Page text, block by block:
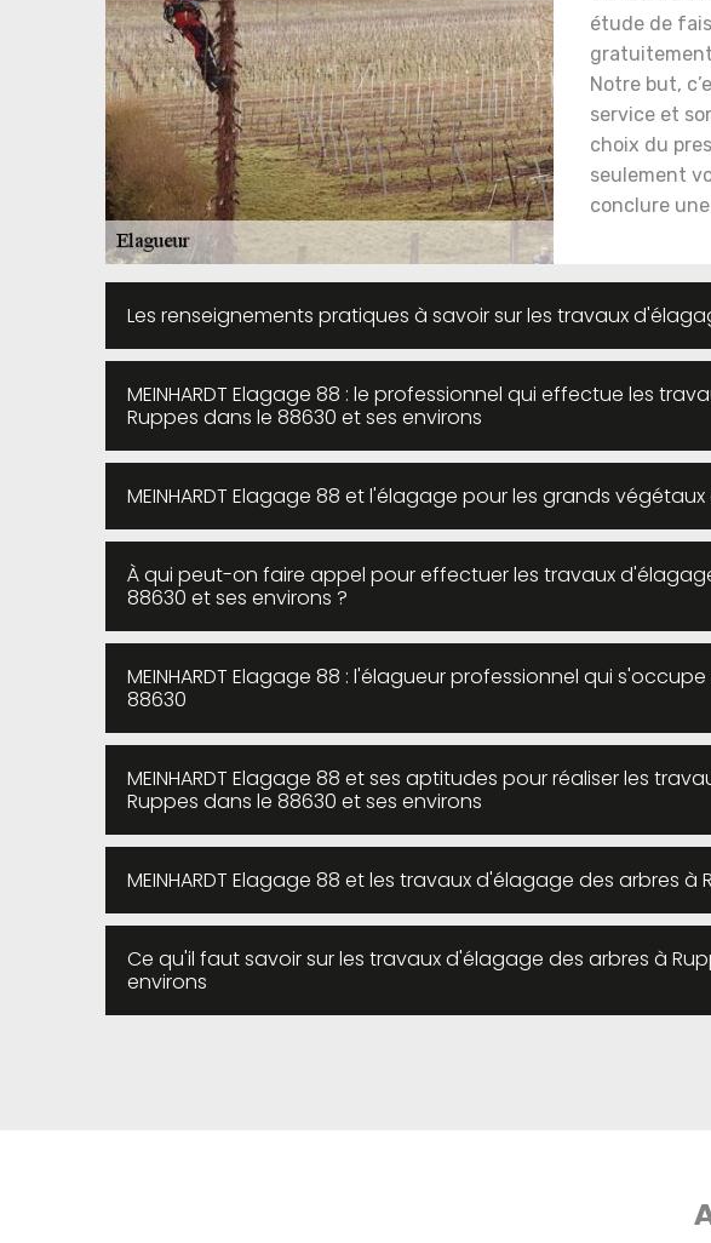
étude de
Notre but,
service et
choix du
seulement
conclure
Les renseignements pratiques à savoir sur les travaux
MEINHARDT Elagage 88 : le professionnel qui effectue les
Ruppes dans le 88630 et ses environs
MEINHARDT Elagage 88 et l'élagage pour les grands
À qui peut-on faire appel pour effectuer les travaux
88630 et ses environs ?
MEINHARDT Elagage 88 : l'élagueur professionnel qui
88630
MEINHARDT Elagage 88 et ses aptitudes pour réaliser les
Ruppes dans le 88630 et ses environs
MEINHARDT Elagage 88 et les travaux d'élagage des arbres à
Ce qu'il faut savoir sur les travaux d'élagage des arbres à
environs